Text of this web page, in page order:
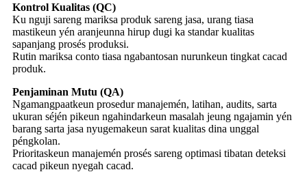
Kontrol Kualitas (QC)
Ku nguji sareng mariksa produk sareng jasa, urang tiasa
mastikeun yén aranjeunna hirup dugi ka standar kualitas
sapanjang prosés produksi.
Rutin mariksa conto tiasa ngabantosan nurunkeun tingkat cacad
produk.
Penjaminan Mutu (QA)
Ngamangpaatkeun prosedur manajemén, latihan, audits, sarta
ukuran séjén pikeun ngahindarkeun masalah jeung ngajamin yén
barang sarta jasa nyugemakeun sarat kualitas dina unggal
péngkolan.
Prioritaskeun manajemén prosés sareng optimasi tibatan deteksi
cacad pikeun nyegah cacad.